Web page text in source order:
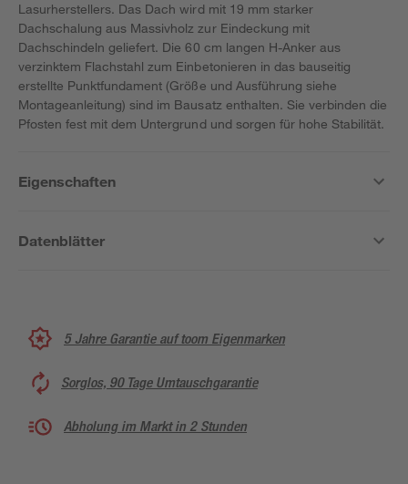
Lasurherstellers. Das Dach wird mit 19 mm starker
Dachschalung aus Massivholz zur Eindeckung mit
Dachschindeln geliefert. Die 60 cm langen H-Anker aus
verzinktem Flachstahl zum Einbetonieren in das bauseitig
erstellte Punktfundament (Größe und Ausführung siehe
Montageanleitung) sind im Bausatz enthalten. Sie verbinden die
Pfosten fest mit dem Untergrund und sorgen für hohe Stabilität.
Eigenschaften
Datenblätter
5 Jahre Garantie auf toom Eigenmarken
Sorglos, 90 Tage Umtauschgarantie
Abholung im Markt in 2 Stunden